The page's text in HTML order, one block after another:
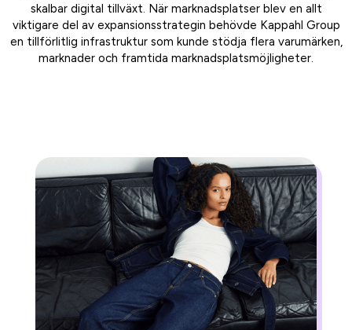
skalbar digital tillväxt. När marknadsplatser blev en allt
viktigare del av expansionsstrategin behövde Kappahl Group
en tillförlitlig infrastruktur som kunde stödja flera varumärken,
marknader och framtida marknadsplatsmöjligheter.